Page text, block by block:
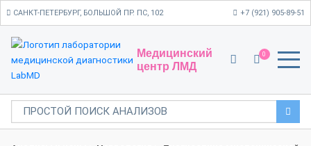
САНКТ-ПЕТЕРБУРГ, БОЛЬШОЙ ПР. ПС, 102 +7 (921) 905-89-51
Медицинский
центр ЛМД
0